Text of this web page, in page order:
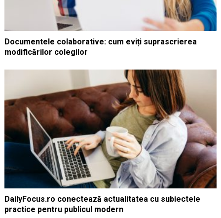
Documentele colaborative: cum eviți suprascrierea
modificărilor colegilor
DailyFocus.ro conectează actualitatea cu subiectele
practice pentru publicul modern